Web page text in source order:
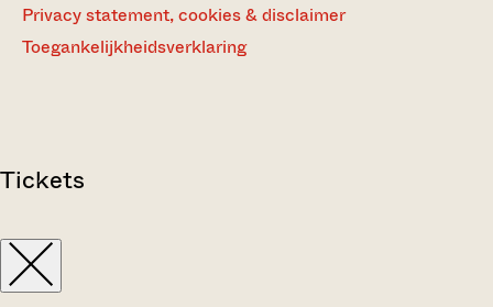
Privacy statement, cookies & disclaimer
Toegankelijkheidsverklaring
Tickets